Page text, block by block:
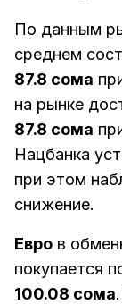
По данным
среднем
87.8 сома
на рынке
87.8 сома
Нацбанка
при этом
снижение.
Евро в
покупается
100.08 сома